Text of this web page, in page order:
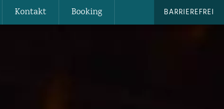
Kontakt Booking BARRIEREFREI